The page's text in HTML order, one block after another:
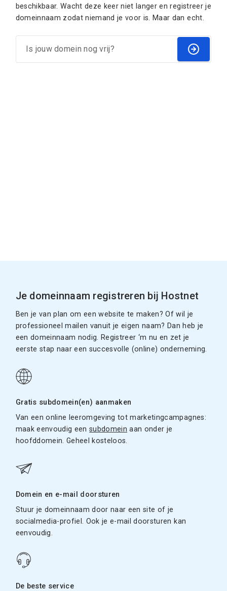
beschikbaar. Wacht deze keer niet langer en registreer je
domeinnaam zodat niemand je voor is. Maar dan echt.
Je domeinnaam registreren bij Hostnet
Ben je van plan om een website te maken? Of wil je
professioneel mailen vanuit je eigen naam? Dan heb je
een domeinnaam nodig. Registreer ‘m nu en zet je
eerste stap naar een succesvolle (online) onderneming.
Gratis subdomein(en) aanmaken
Van een online leeromgeving tot marketingcampagnes:
maak eenvoudig eensubdomein aan onder je
hoofddomein. Geheel kosteloos.
Domein en e-mail doorsturen
Stuur je domeinnaam door naar een site of je
socialmedia-profiel. Ook je e-mail doorsturen kan
eenvoudig.
De beste service